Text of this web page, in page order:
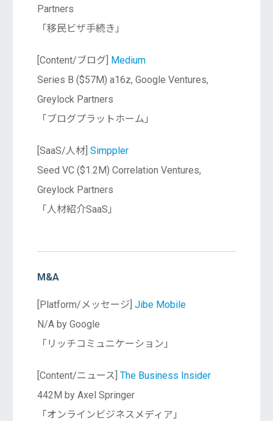
Partners
「移民ビザ手続き」
[Content/ブログ] Medium
Series B ($57M) a16z, Google Ventures,
Greylock Partners
「ブログプラットホーム」
[SaaS/人材] Simppler
Seed VC ($1.2M) Correlation Ventures,
Greylock Partners
「人材紹介SaaS」
M&A
[Platform/メッセージ] Jibe Mobile
N/A by Google
「リッチコミュニケーション」
[Content/ニュース] The Business Insider
442M by Axel Springer
「オンラインビジネスメディア」